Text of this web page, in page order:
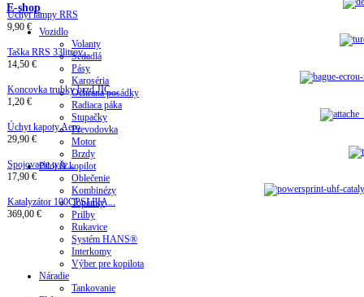
Úchyt lampy RRS
9,90 €
Taška RRS 33litrov...
14,50 €
Koncovka trubky brzd JIC...
1,20 €
Úchyt kapoty Aero
29,90 €
Spojovacie tyče...
17,90 €
Katalyzátor 100CPSI FIA...
369,00 €
E-shop
Vozidlo
Volanty
Sedadlá
Pásy
Karoséria
Ochrana posádky
Radiaca páka
Stupačky
Prevodovka
Motor
Brzdy
Pilot & kopilot
Oblečenie
Kombinézy
Topánky
Prilby
Rukavice
Systém HANS®
Interkomy
Výber pre kopilota
Náradie
Tankovanie